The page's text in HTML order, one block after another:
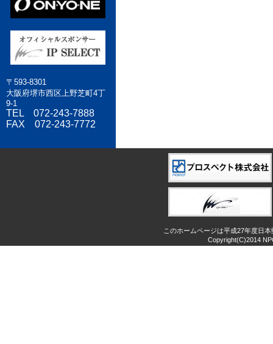
〒593-8301
大阪府堺市西区上野芝町4丁
9-1
TEL 072-243-7888
FAX 072-243-7772
このホームページは平成27年度日
Copyright(C)2014